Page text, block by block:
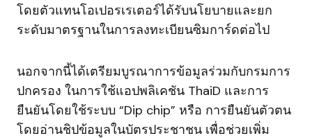
โดยตัวแทนโอเปอรเรเตอร์ได้รับนโยบายและยก
ระดับมาตรฐานในการลงทะเบียนซิมการ์ดต่อไป
นอกจากนี้ได้เตรียมบูรณาการข้อมูลร่วมกับกรมการ
ปกครอง ในการใช้แอปพลิเคชัน ThaiD และการ
ยืนยันโดยใช้ระบบ “Dip chip” หรือ การยืนยันตัวตน
โดยอ่านชิปข้อมูลในบัตรประชาชน เพื่อช่วยเพิ่ม